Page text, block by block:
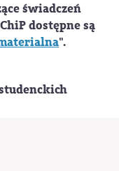
świadczeń
dostępne są
".